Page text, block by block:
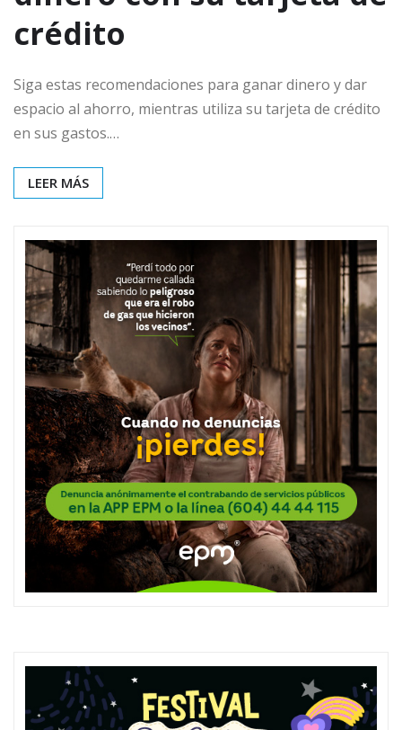
crédito
Siga estas recomendaciones para ganar dinero y dar
espacio al ahorro, mientras utiliza su tarjeta de crédito
en sus gastos.…
LEER MÁS